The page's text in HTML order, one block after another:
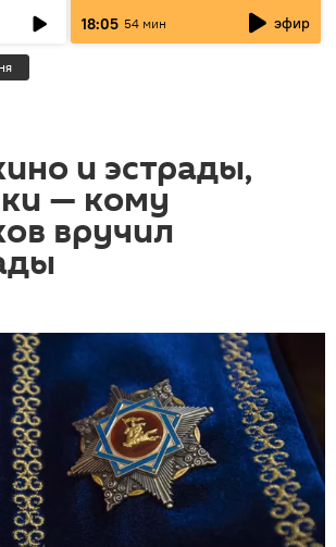
18:05 54 мин эфир
и эстрады,
— кому
вручил